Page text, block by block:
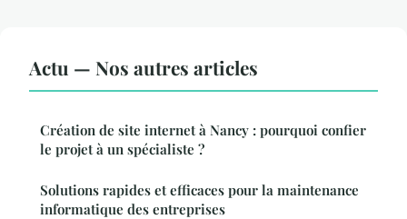
Actu — Nos autres articles
Création de site internet à Nancy : pourquoi confier
le projet à un spécialiste ?
Solutions rapides et efficaces pour la maintenance
informatique des entreprises